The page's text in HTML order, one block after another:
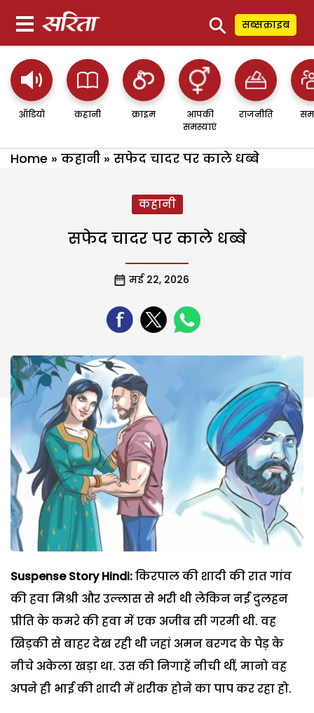
⚲ सब्सक्राइब
ऑडियो कहानी क्राइम
आपकी
समस्याएं
राजनीति
Home » कहानी » सफेद चादर पर काले धब्बे
कहानी
सफेद चादर पर काले धब्बे
मई 22, 2026
Suspense Story Hindi:किरपाल की शादी की रात गांव
की हवा मिश्री और उल्लास से भरी थी लेकिन नई दुलहन
प्रीति के कमरे की हवा में एक अजीब सी गरमी थी. वह
खिड़की से बाहर देख रही थी जहां अमन बरगद के पेड़ के
नीचे अकेला खड़ा था. उस की निगाहें नीची थीं, मानो वह
अपने ही भाई की शादी में शरीक होने का पाप कर रहा हो.